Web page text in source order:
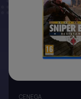
CENEGA